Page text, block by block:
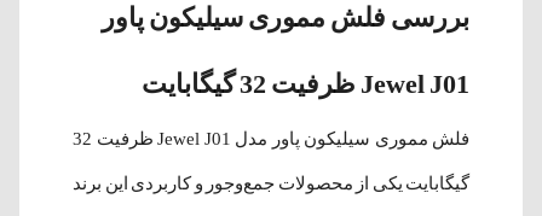
بررسی فلش مموری سیلیکون پاور
Jewel J01 ظرفیت 32 گیگابایت
فلش مموری سیلیکون پاور مدل Jewel J01 ظرفیت 32
گیگابایت یکی از محصولات جمع‌وجور و کاربردی این برند